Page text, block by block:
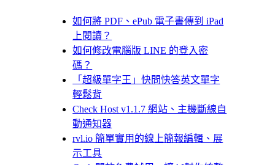
如何將 PDF、ePub 電子書傳到 iPad
上閱讀？
如何修改電腦版 LINE 的登入密
碼？
「超級單字王」快問快答英文單字
輕鬆背
Check Host v1.1.7 網站、主機斷線自
動通知器
rvl.io 簡單實用的線上簡報編輯、展
示工具